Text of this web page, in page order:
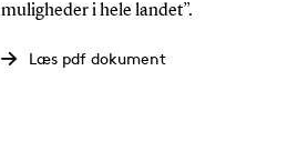
muligheder i hele landet”.
Læs pdf dokument